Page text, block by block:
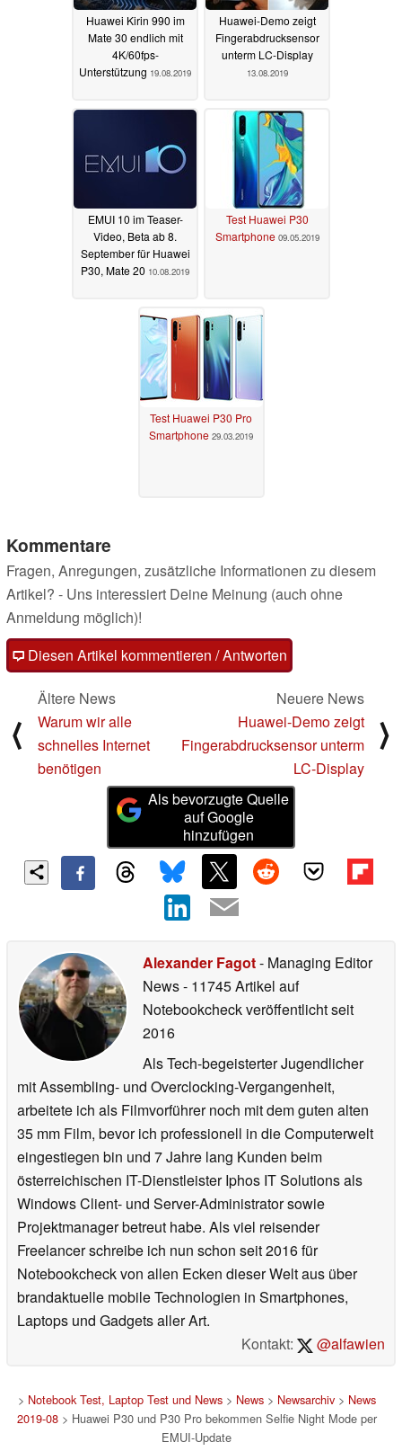
Huawei Kirin 990 im
Mate 30 endlich mit
4K/60fps-
Unterstützung 19.08.2019
Huawei-Demo zeigt
Fingerabdrucksensor
unterm LC-Display
13.08.2019
EMUI 10 im Teaser-
Video, Beta ab 8.
September für Huawei
P30, Mate 20 10.08.2019
Test Huawei P30
Smartphone 09.05.2019
Test Huawei P30 Pro
Smartphone 29.03.2019
Kommentare
Fragen, Anregungen, zusätzliche Informationen zu diesem
Artikel? - Uns interessiert Deine Meinung (auch ohne
Anmeldung möglich)!
Diesen Artikel kommentieren / Antworten
⟨
Ältere News
Warum wir alle
schnelles Internet
benötigen
Neuere News
Huawei-Demo zeigt
Fingerabdrucksensor unterm
LC-Display
⟩
Als bevorzugte Quelle
auf Google
hinzufügen
Alexander Fagot- Managing Editor
News- 11745 Artikel auf
Notebookcheck veröffentlichtseit
2016
Als Tech-begeisterter Jugendlicher
mit Assembling- und Overclocking-Vergangenheit,
arbeitete ich als Filmvorführer noch mit dem guten alten
35 mm Film, bevor ich professionell in die Computerwelt
eingestiegen bin und 7 Jahre lang Kunden beim
österreichischen IT-Dienstleister Iphos IT Solutions als
Windows Client- und Server-Administrator sowie
Projektmanager betreut habe. Als viel reisender
Freelancer schreibe ich nun schon seit 2016 für
Notebookcheck von allen Ecken dieser Welt aus über
brandaktuelle mobile Technologien in Smartphones,
Laptops und Gadgets aller Art.
Kontakt:
@alfawien
> Notebook Test, Laptop Test und News> News> Newsarchiv> News
2019-08> Huawei P30 und P30 Pro bekommen Selfie Night Mode per
EMUI-Update